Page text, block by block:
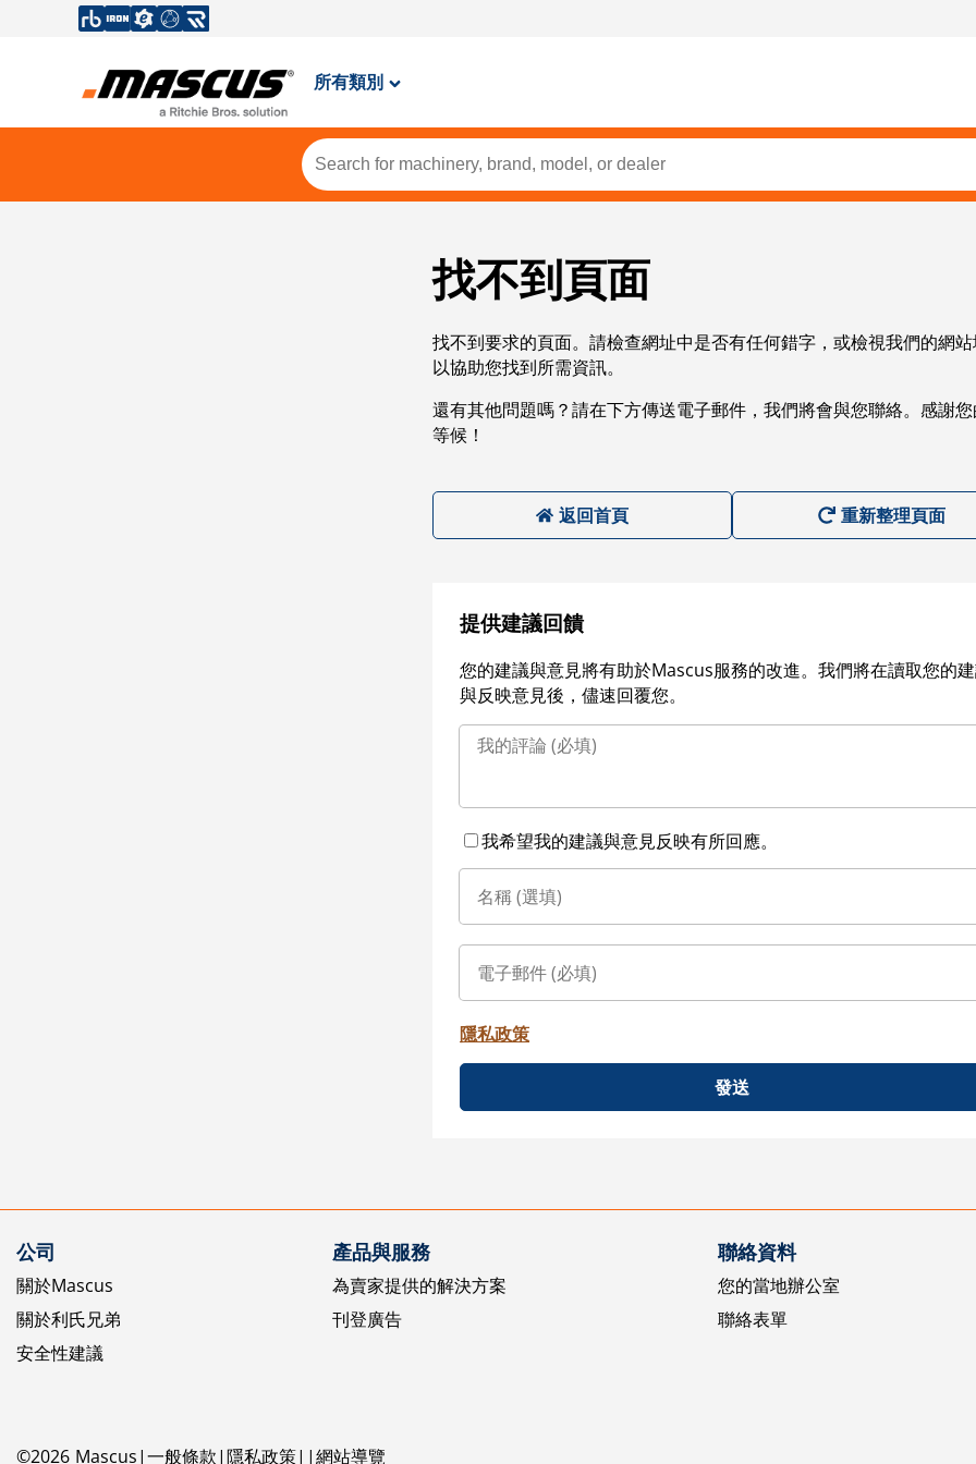
所有類別
找不到頁面
找不到要求的頁面。請檢查網址中是否有任何錯字，或檢視我們的網
以協助您找到所需資訊。
還有其他問題嗎？請在下方傳送電子郵件，我們將會與您聯絡。感謝
等候！
返回首頁 重新整理頁面
提供建議回饋
您的建議與意見將有助於Mascus服務的改進。我們將在讀取您的
與反映意見後，儘速回覆您。
我希望我的建議與意見反映有所回應。
隱私政策
發送
公司
關於Mascus
關於利氏兄弟
安全性建議
產品與服務
為賣家提供的解決方案
刊登廣告
聯絡資料
您的當地辦公室
聯絡表單
©2026 Mascus 一般條款 隱私政策 網站導覽